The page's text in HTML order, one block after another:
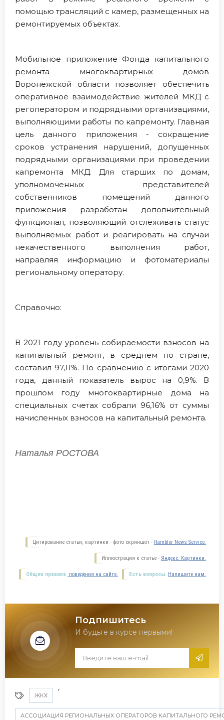
помощью трансляций с камер, размещенных на
ремонтируемых объектах.
Мобильное приложение Фонда капитального
ремонта многоквартирных домов
Воронежской области позволяет обеспечить
оперативное взаимодействие жителей МКД с
регоператором и подрядными организациями,
выполняющими работы по капремонту. Главная
цель данного приложения - сокращение
сроков устранения нарушений, допущенных
подрядными организациями при проведении
капремонта МКД. Для старших по домам,
уполномоченных представителей
собственников помещений данного
приложения разработан дополнительный
функционал, позволяющий отслеживать статус
выполняемых работ и реагировать на случаи
некачественного выполнения работ,
направляя информацию и фотоматериалы
региональному оператору.
Справочно:
В 2021 году уровень собираемости взносов на
капитальный ремонт, в среднем по стране,
составил 97,11%. По сравнению с итогами 2020
года, данный показатель вырос на 0,9%. В
прошлом году многоквартирные дома на
специальных счетах собрали 96,16% от суммы
начисленных взносов на капитальный ремонта.
Наталья РОСТОВА
Цитирование статьи, картинки - фото скриншот - Rambler News Service.
Иллюстрация к статье - Яндекс. Картинки.
Есть вопросы. Напишите нам.
Общие правила поведения на сайте.
Подпишитесь
И будьте в курсе первыми!
ЖКХ
,
АССОЦИАЦИЯ РЕГИОНАЛЬНЫХ ОПЕРАТОРОВ КАПИТАЛЬНОГО